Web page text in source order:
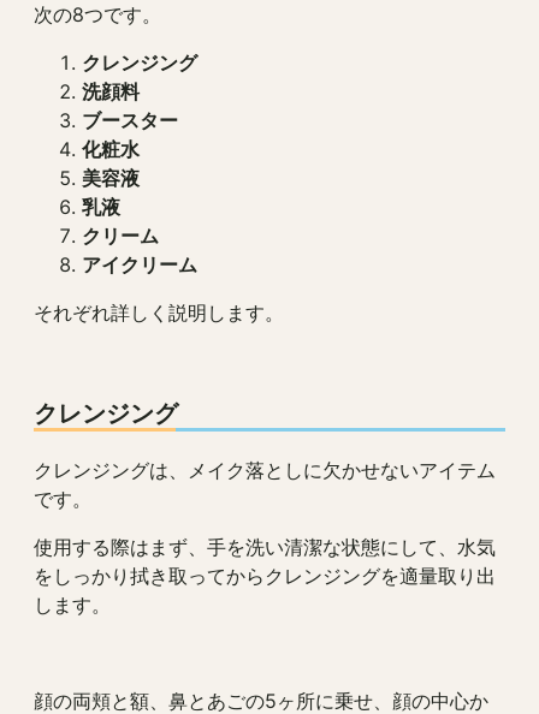
次の8つです。
クレンジング
洗顔料
ブースター
化粧水
美容液
乳液
クリーム
アイクリーム
それぞれ詳しく説明します。
クレンジング
クレンジングは、メイク落としに欠かせないアイテム
です。
使用する際はまず、手を洗い清潔な状態にして、水気
をしっかり拭き取ってからクレンジングを適量取り出
します。
顔の両頬と額、鼻とあごの5ヶ所に乗せ、顔の中心か